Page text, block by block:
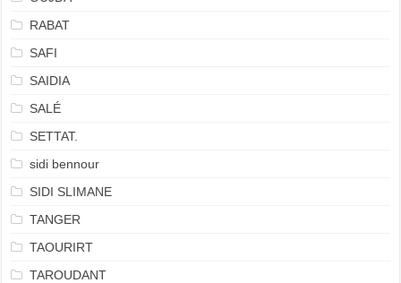
RABAT
SAFI
SAIDIA
SALÉ
SETTAT.
sidi bennour
SIDI SLIMANE
TANGER
TAOURIRT
TAROUDANT